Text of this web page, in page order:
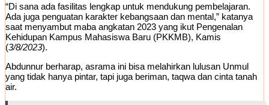
“Di sana ada fasilitas lengkap untuk mendukung pembelajaran.
Ada juga penguatan karakter kebangsaan dan mental,” katanya
saat menyambut maba angkatan 2023 yang ikut Pengenalan
Kehidupan Kampus Mahasiswa Baru (PKKMB), Kamis
(3/8/2023).
Abdunnur berharap, asrama ini bisa melahirkan lulusan Unmul
yang tidak hanya pintar, tapi juga beriman, taqwa dan cinta tanah
air.